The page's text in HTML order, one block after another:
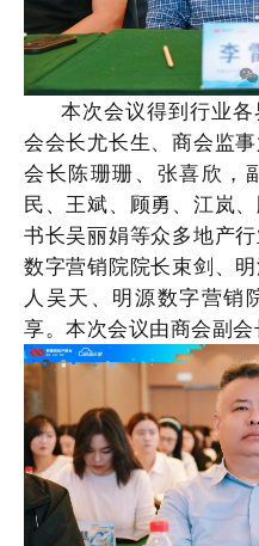
本次会议得到行业
会会长尤长生、商会监
会长陈珊珊、张喜欣，
民、王斌、顾勇、 江岚、
书长吴丽娟等众多地产
数字营销院院长束剑、
人吴天、明源数字营销
享。本次会议由商会副会